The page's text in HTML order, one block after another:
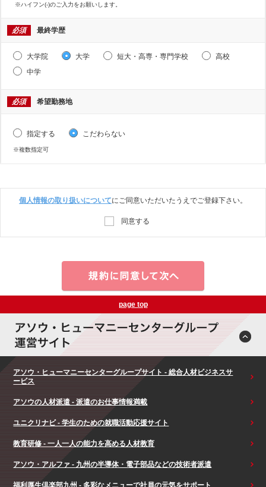
※ハイフン(-)のご入力をお願いします。
必須 最終学歴
大学院 大学 短大・高専・専門学校
高校
中学
必須 希望勤務地
指定する こだわらない
※複数指定可
個人情報の取り扱いについてにご同意いただいたうえでご登録下さい。
同意する
page top
アソウ・ヒューマニーセンターグループサイト - 総合人材ビジネスサ
ービス
アソウの人材派遣 - 派遣のお仕事情報満載
ユニクリナビ - 学生のための就職活動応援サイト
教育研修 - 一人一人の能力を高める人材教育
アソウ・アルファ - 九州の半導体・電子部品などの技術者派遣
福利厚生倶楽部九州 - 多彩なメニューで社員の元気をサポート